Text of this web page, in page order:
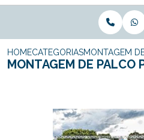
HOMECATEGORIASMONTAGEM
MONTAGEM DE PALCO